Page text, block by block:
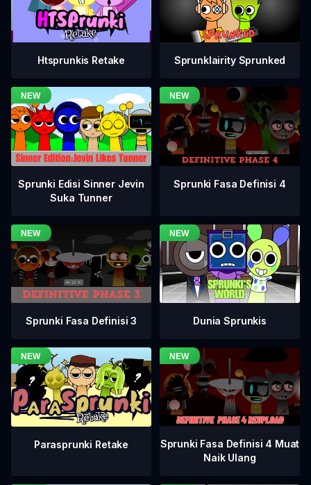
Htsprunkis Retake Sprunklairity Sprunked
Sprunki Edisi Sinner Jevin
Suka Tunner
Sprunki Fasa Definisi 4
Sprunki Fasa Definisi 3 Dunia Sprunkis
Parasprunki Retake
Sprunki Fasa Definisi 4 Muat
Naik Ulang